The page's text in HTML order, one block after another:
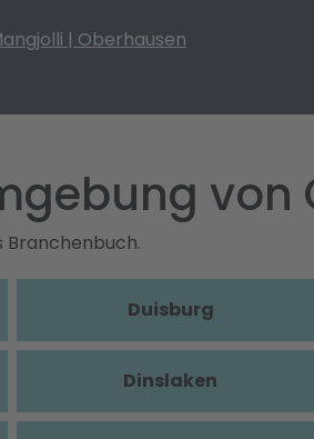
| Oberhausen
von
Branchenbuch.
Duisburg
Dinslaken